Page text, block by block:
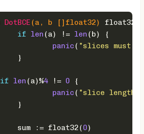
DotBCE (a, b [] float32) float32
if
len (a) != len (b) {
panic ( "slices must
	}
if len (a)%4 != 0 {
panic ( "slice length
	}
	sum :=
float32 (0)